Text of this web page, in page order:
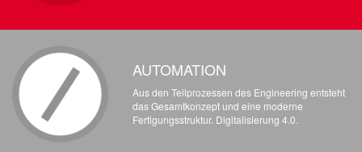
AUTOMATION
Aus den Teilprozessen des Engineering entsteht
das Gesamtkonzept und eine moderne
Fertigungsstruktur. Digitalisierung 4.0.